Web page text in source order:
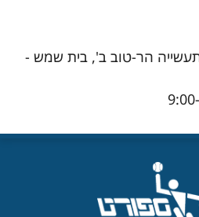
התעשייה הר-טוב ב', בית שמש -